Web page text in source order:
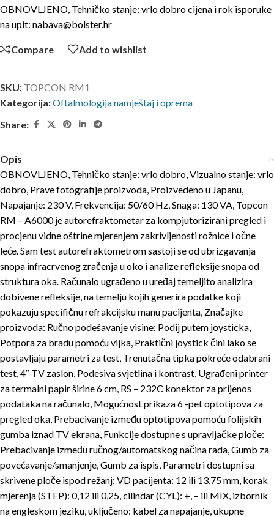
OBNOVLJENO, Tehničko stanje: vrlo dobro cijena i rok isporuke
na upit: nabava@bolster.hr
Compare Add to wishlist
SKU: TOPCON RM1
Kategorija:Oftalmologija namještaj i oprema
Share:
Opis
OBNOVLJENO, Tehničko stanje: vrlo dobro, Vizualno stanje: vrlo
dobro, Prave fotografije proizvoda, Proizvedeno u Japanu,
Napajanje: 230 V, Frekvencija: 50/60 Hz, Snaga: 130 VA, Topcon
RM – A6000 je autorefraktometar za kompjutorizirani pregled i
procjenu vidne oštrine mjerenjem zakrivljenosti rožnice i očne
leće. Sam test autorefraktometrom sastoji se od ubrizgavanja
snopa infracrvenog zračenja u oko i analize refleksije snopa od
struktura oka. Računalo ugrađeno u uređaj temeljito analizira
dobivene refleksije, na temelju kojih generira podatke koji
pokazuju specifičnu refrakcijsku manu pacijenta, Značajke
proizvoda: Ručno podešavanje visine: Podij putem joysticka,
Potpora za bradu pomoću vijka, Praktični joystick čini lako se
postavljaju parametri za test, Trenutačna tipka pokreće odabrani
test, 4″ TV zaslon, Podesiva svjetlina i kontrast, Ugrađeni printer
za termalni papir širine 6 cm, RS – 232C konektor za prijenos
podataka na računalo, Mogućnost prikaza 6 -pet optotipova za
pregled oka, Prebacivanje između optotipova pomoću folijskih
gumba iznad TV ekrana, Funkcije dostupne s upravljačke ploče:
Prebacivanje između ručnog/automatskog načina rada, Gumb za
povećavanje/smanjenje, Gumb za ispis, Parametri dostupni sa
skrivene ploče ispod režanj: VD pacijenta: 12 ili 13,75 mm, korak
mjerenja (STEP): 0,12 ili 0,25, cilindar (CYL): +, – ili MIX, izbornik
na engleskom jeziku, uključeno: kabel za napajanje, ukupne